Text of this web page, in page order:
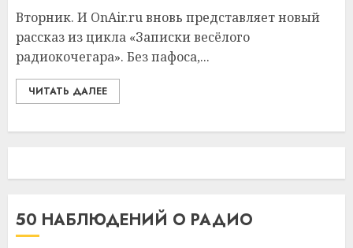
Вторник. И OnAir.ru вновь представляет новый
рассказ из цикла «Записки весёлого
радиокочегара». Без пафоса,...
ЧИТАТЬ ДАЛЕЕ
50 НАБЛЮДЕНИЙ О РАДИО